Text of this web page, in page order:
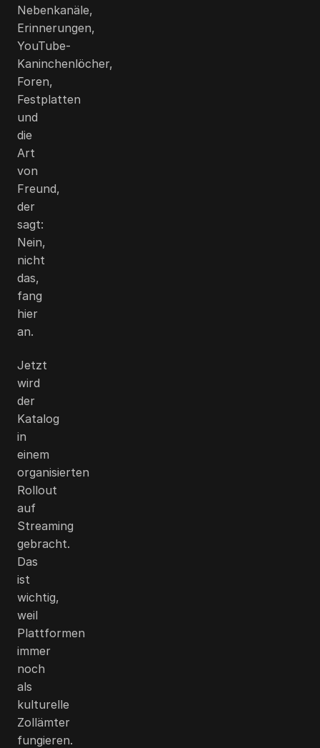
Nebenkanäle,
Erinnerungen,
YouTube-
Kaninchenlöcher,
Foren,
Festplatten
und
die
Art
von
Freund,
der
sagt:
Nein,
nicht
das,
fang
hier
an.
Jetzt
wird
der
Katalog
in
einem
organisierten
Rollout
auf
Streaming
gebracht.
Das
ist
wichtig,
weil
Plattformen
immer
noch
als
kulturelle
Zollämter
fungieren.